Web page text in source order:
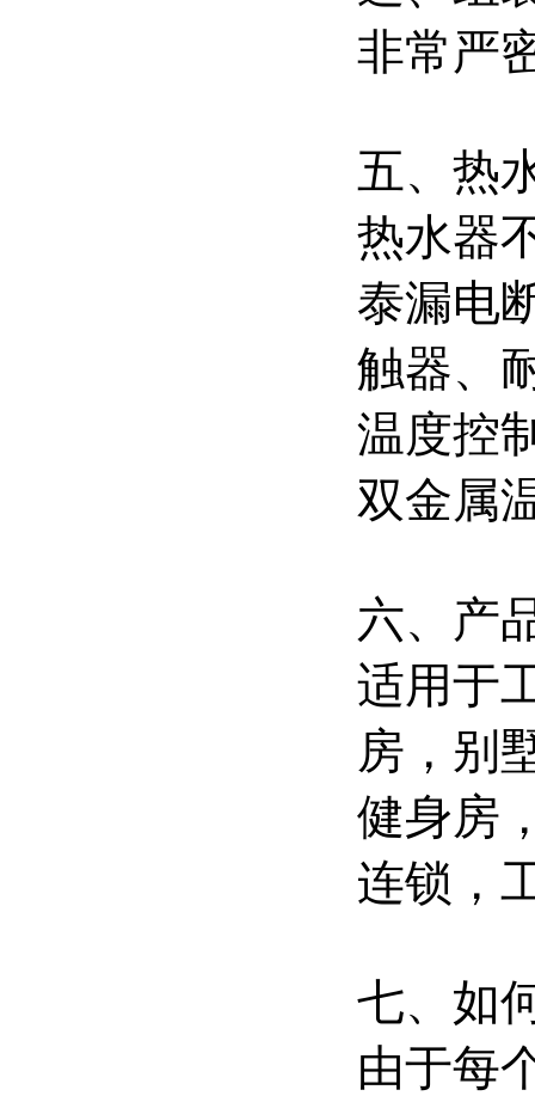
非常严
五、热
热水器
泰漏电
触器、
温度控
双金属
六、产
适用于
房 ， 别
健身房
连锁，
七、如
由于每